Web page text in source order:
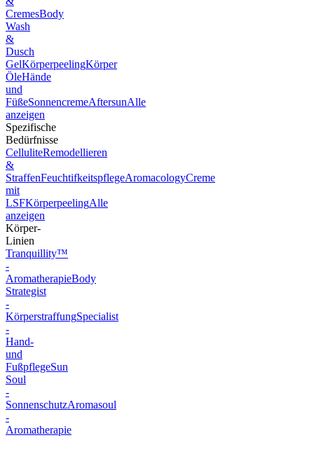
CremesBody
Wash
&
Dusch
GelKörperpeelingKörper
ÖleHände
und
FüßeSonnencremeAftersunAlle
anzeigen
Spezifische
Bedürfnisse
CelluliteRemodellieren
&
StraffenFeuchtifkeitspflegeAromacologyCreme
mit
LSFKörperpeelingAlle
anzeigen
Körper-
Linien
Tranquillity™
-
AromatherapieBody
Strategist
-
KörperstraffungSpecialist
-
Hand-
und
FußpflegeSun
Soul
-
SonnenschutzAromasoul
-
Aromatherapie